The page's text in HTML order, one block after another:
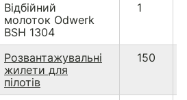
Відбійний
молоток Odwerk
BSH 1304
1
Розвантажувальні
жилети для
пілотів
150